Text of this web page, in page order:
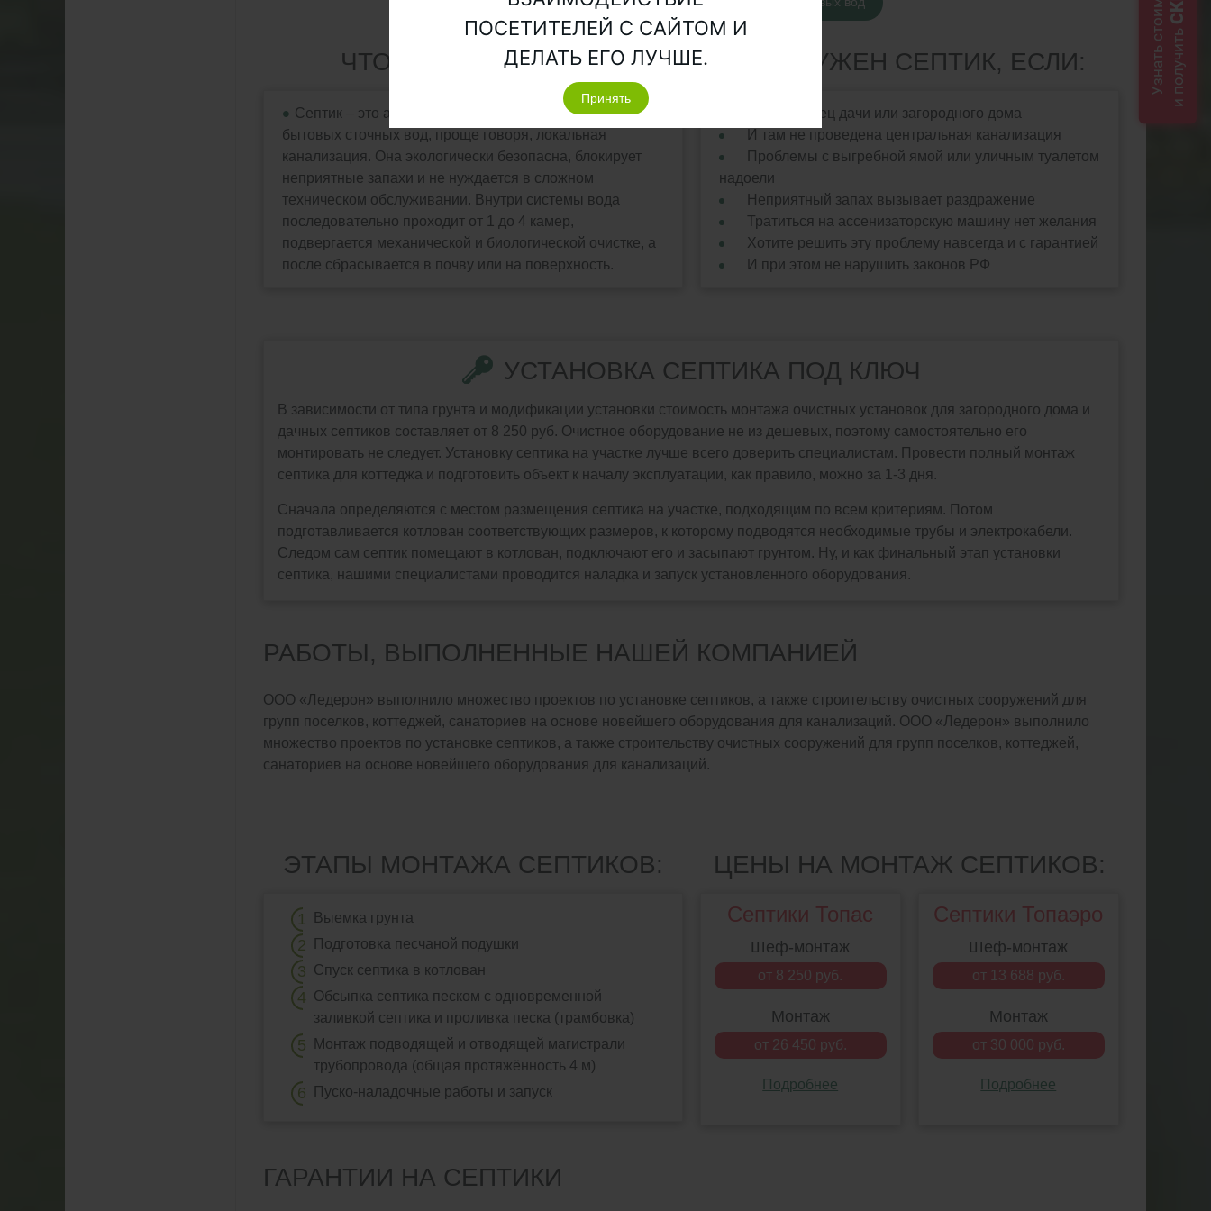
ЧТО ТАКОЕ СЕПТИК?
Септик – это автономная система для очистки
бытовых сточных вод, проще говоря, локальная
канализация. Она экологически безопасна, блокирует
неприятные запахи и не нуждается в сложном
техническом обслуживании. Внутри системы вода
последовательно проходит от 1 до 4 камер,
подвергается механической и биологической очистке, а
после сбрасывается в почву или на поверхность.
ВАМ НУЖЕН СЕПТИК, ЕСЛИ:
Вы владелец дачи или загородного дома
И там не проведена центральная канализация
Проблемы с выгребной ямой или уличным туалетом
надоели
Неприятный запах вызывает раздражение
Тратиться на ассенизаторскую машину нет желания
Хотите решить эту проблему навсегда и с гарантией
И при этом не нарушить законов РФ
УСТАНОВКА СЕПТИКА ПОД КЛЮЧ
В зависимости от типа грунта и модификации установки стоимость монтажа очистных установок для загородного дома и
дачных септиков составляет от 8 250 руб. Очистное оборудование не из дешевых, поэтому самостоятельно его
монтировать не следует. Установку септика на участке лучше всего доверить специалистам. Провести полный монтаж
септика для коттеджа и подготовить объект к началу эксплуатации, как правило, можно за 1-3 дня.
Сначала определяются с местом размещения септика на участке, подходящим по всем критериям. Потом
подготавливается котлован соответствующих размеров, к которому подводятся необходимые трубы и электрокабели.
Следом сам септик помещают в котлован, подключают его и засыпают грунтом. Ну, и как финальный этап установки
септика, нашими специалистами проводится наладка и запуск установленного оборудования.
РАБОТЫ, ВЫПОЛНЕННЫЕ НАШЕЙ КОМПАНИЕЙ
ООО «Ледерон» выполнило множество проектов по установке септиков, а также строительству очистных сооружений для
групп поселков, коттеджей, санаториев на основе новейшего оборудования для канализаций. ООО «Ледерон» выполнило
множество проектов по установке септиков, а также строительству очистных сооружений для групп поселков, коттеджей,
санаториев на основе новейшего оборудования для канализаций.
ЭТАПЫ МОНТАЖА СЕПТИКОВ:
Выемка грунта
Подготовка песчаной подушки
Спуск септика в котлован
Обсыпка септика песком с одновременной
заливкой септика и проливка песка (трамбовка)
Монтаж подводящей и отводящей магистрали
трубопровода (общая протяжённость 4 м)
Пуско-наладочные работы и запуск
ЦЕНЫ НА МОНТАЖ СЕПТИКОВ:
Септики Топас
Шеф-монтаж
от 8 250 руб.
Монтаж
от 26 450 руб.
Подробнее
Септики Топаэро
Шеф-монтаж
от 13 688 руб.
Монтаж
от 30 000 руб.
Подробнее
ГАРАНТИИ НА СЕПТИКИ
Узнать стоимостьи получить
ПОСЕТИТЕЛЕЙ С САЙТОМ И
ДЕЛАТЬ ЕГО ЛУЧШЕ.
Принять